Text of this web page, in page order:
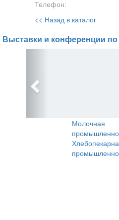
Телефон:
<< Назад в каталог
Выставки и конференции
Молочная